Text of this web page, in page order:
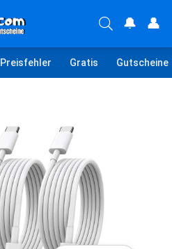
🔔 👤
Preisfehler Gratis Gutscheine